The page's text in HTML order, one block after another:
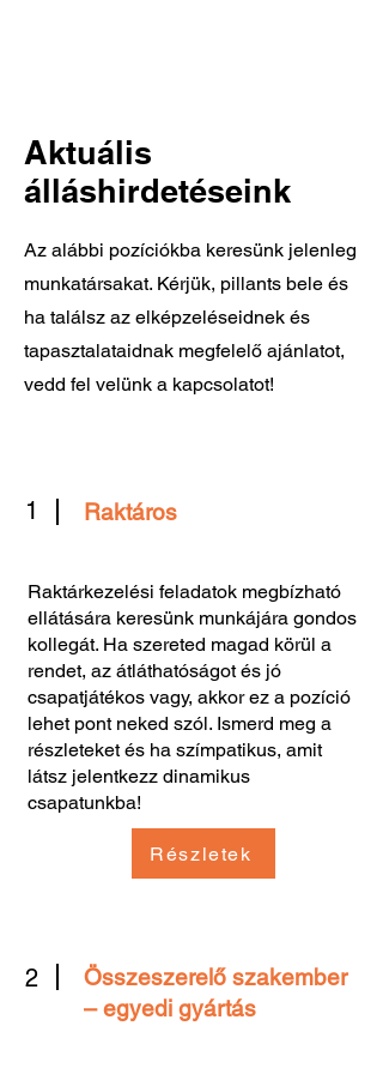
Dynamic-Csurgó Kft. |8840 Csurgó, Arany János
Aktuális
álláshirdetéseink
Az alábbi pozíciókba keresünk jelenleg
munkatársakat. Kérjük, pillants bele és
ha találsz az elképzeléseidnek és
tapasztalataidnak megfelelő ajánlatot,
vedd fel velünk a kapcsolatot!
1 Raktáros
Raktárkezelési feladatok megbízható
ellátására keresünk munkájára gondos
kollegát. Ha szereted magad körül a
rendet, az átláthatóságot és jó
csapatjátékos vagy, akkor ez a pozíció
lehet pont neked szól. Ismerd meg a
részleteket és ha szímpatikus, amit
látsz jelentkezz dinamikus
csapatunkba!
Részletek
2
Összeszerelő szakember
– egyedi gyártás